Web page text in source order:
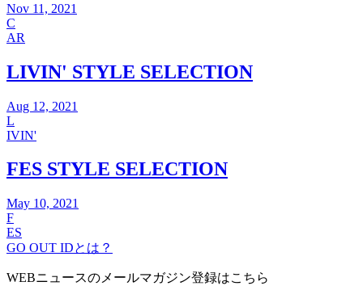
Nov 11, 2021
C
AR
LIVIN' STYLE SELECTION
Aug 12, 2021
L
IVIN'
FES STYLE SELECTION
May 10, 2021
F
ES
GO OUT IDとは？
WEBニュースのメールマガジン登録はこちら